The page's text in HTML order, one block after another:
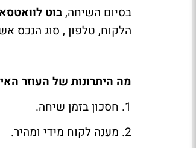
בסיום השיחה,בוט
הלקוח, טלפון , סוג הנכס
מה היתרונות של העוזר
1. חסכון בזמן שיחה.
2. מענה לקוח מידי ומהיר.